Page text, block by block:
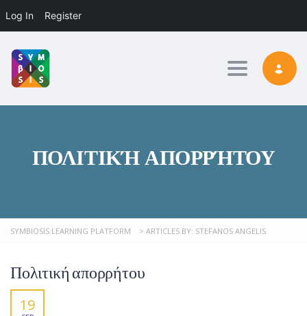
Log In Register
Toggle
ΠΟΛΙΤΙΚΉ ΑΠΟΡΡΉΤΟΥ
SYMBIOSIS LEARNING PLATFORM > ARTICLES BY: STEFANOS ANGELIS
Πολιτική απορρήτου
19